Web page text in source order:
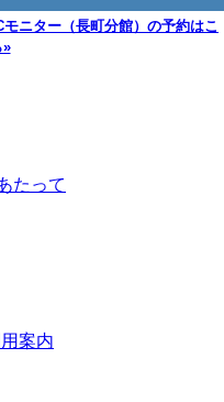
ニター（長町分館）の予約はこ
»
たって
案内